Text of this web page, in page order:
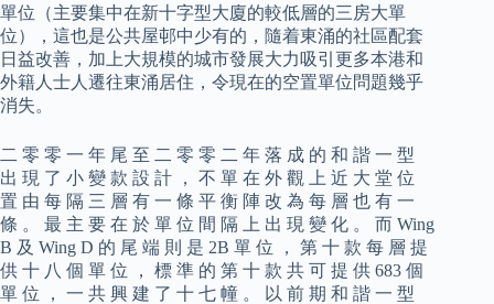
單位（主要集中在新十字型大廈的較低層的三房大單
位），這也是公共屋邨中少有的，隨着東涌的社區配套
日益改善，加上大規模的城市發展大力吸引更多本港和
外籍人士人遷往東涌居住，令現在的空置單位問題幾乎
消失。
二 零 零 一 年 尾 至 二 零 零 二 年 落 成 的 和 諧 一 型
出 現 了 小 變 款 設 計 ， 不 單 在 外 觀 上 近 大 堂 位
置 由 每 隔 三 層 有 一 條 平 衡 陣 改 為 每 層 也 有 一
條 。 最 主 要 在 於 單 位 間 隔 上 出 現 變 化 。 而 Wing
B 及 Wing D 的 尾 端 則 是 2B 單 位 ， 第 十 款 每 層 提
供 十 八 個 單 位 ， 標 準 的 第 十 款 共 可 提 供 683 個
單 位 ， 一 共 興 建 了 十 七 幢 。 以 前 期 和 諧 一 型